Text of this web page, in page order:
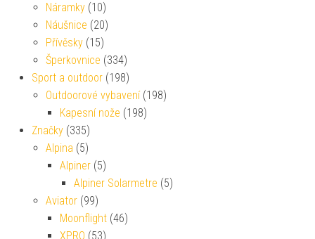
Náramky (10)
Náušnice (20)
Přívěsky (15)
Šperkovnice (334)
Sport a outdoor (198)
Outdoorové vybavení (198)
Kapesní nože (198)
Značky (335)
Alpina (5)
Alpiner (5)
Alpiner Solarmetre (5)
Aviator (99)
Moonflight (46)
XPRO (53)